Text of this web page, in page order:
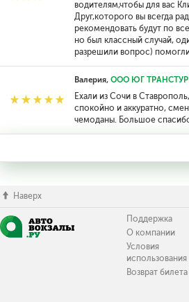
водителям,чтобы для вас
Друг,которого вы всегда
рекомендовать будут по
но был классный случай,
разрешили вопрос)
Валерия, ООО ЮГ ТРАНСТУР
Ехали из Сочи в
спокойно и аккуратно,
чемоданы. Большое
Наверх
Поддержка
О компании
Условия
использования
Возврат билета